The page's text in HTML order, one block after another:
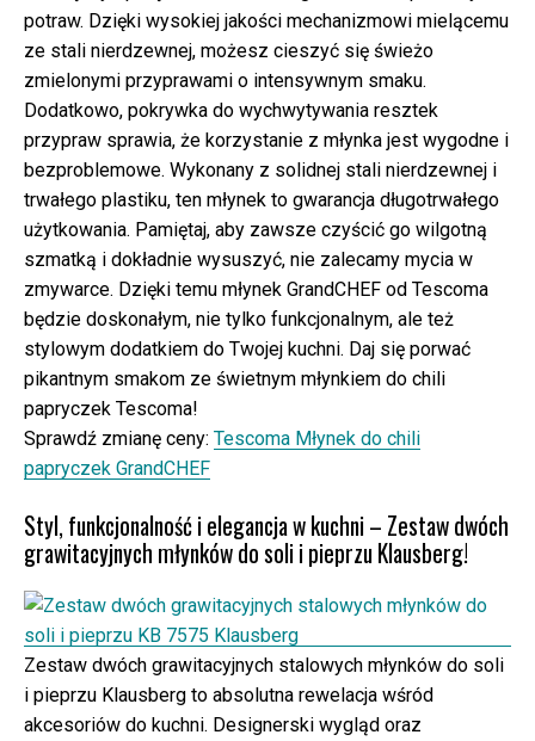
potraw. Dzięki wysokiej jakości mechanizmowi mielącemu
ze stali nierdzewnej, możesz cieszyć się świeżo
zmielonymi przyprawami o intensywnym smaku.
Dodatkowo, pokrywka do wychwytywania resztek
przypraw sprawia, że korzystanie z młynka jest wygodne i
bezproblemowe. Wykonany z solidnej stali nierdzewnej i
trwałego plastiku, ten młynek to gwarancja długotrwałego
użytkowania. Pamiętaj, aby zawsze czyścić go wilgotną
szmatką i dokładnie wysuszyć, nie zalecamy mycia w
zmywarce. Dzięki temu młynek GrandCHEF od Tescoma
będzie doskonałym, nie tylko funkcjonalnym, ale też
stylowym dodatkiem do Twojej kuchni. Daj się porwać
pikantnym smakom ze świetnym młynkiem do chili
papryczek Tescoma!
Sprawdź zmianę ceny: Tescoma Młynek do chili
papryczek GrandCHEF
Styl, funkcjonalność i elegancja w kuchni – Zestaw dwóch
grawitacyjnych młynków do soli i pieprzu Klausberg!
Zestaw dwóch grawitacyjnych stalowych młynków do soli
i pieprzu Klausberg to absolutna rewelacja wśród
akcesoriów do kuchni. Designerski wygląd oraz